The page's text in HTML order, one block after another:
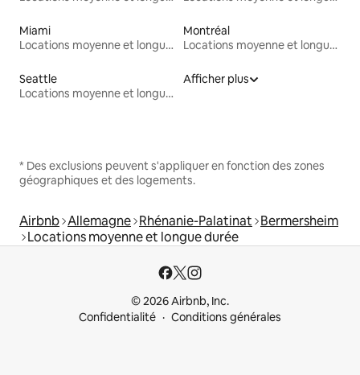
Miami
Locations moyenne et longue durée
Montréal
Locations moyenne et longue durée
Seattle
Locations moyenne et longue durée
Afficher plus
* Des exclusions peuvent s'appliquer en fonction des zones
géographiques et des logements.
Airbnb Allemagne Rhénanie-Palatinat Bermersheim
Locations moyenne et longue durée
© 2026 Airbnb, Inc.
Confidentialité
Conditions générales